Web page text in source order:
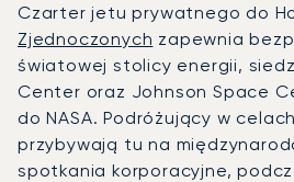
Czarter jetu prywatnego do
Zjednoczonych zapewnia
światowej stolicy energii,
Center oraz Johnson Space
do NASA. Podróżujący w
przybywają tu na
spotkania korporacyjne,